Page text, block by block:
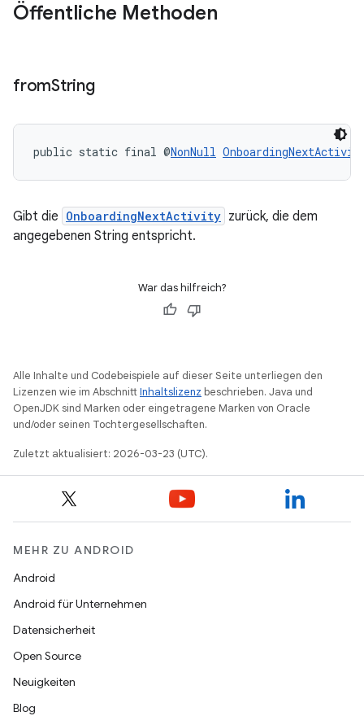
Öffentliche Methoden
fromString
public static final @NonNull
Gibt die OnboardingNextActivity zurück, die dem
angegebenen String entspricht.
War das hilfreich?
Alle Inhalte und Codebeispiele auf dieser Seite unterliegen den
Lizenzen wie im AbschnittInhaltslizenz beschrieben. Java und
OpenJDK sind Marken oder eingetragene Marken von Oracle
und/oder seinen Tochtergesellschaften.
Zuletzt aktualisiert: 2026-03-23 (UTC).
MEHR ZU ANDROID
Android
Android für Unternehmen
Datensicherheit
Open Source
Neuigkeiten
Blog